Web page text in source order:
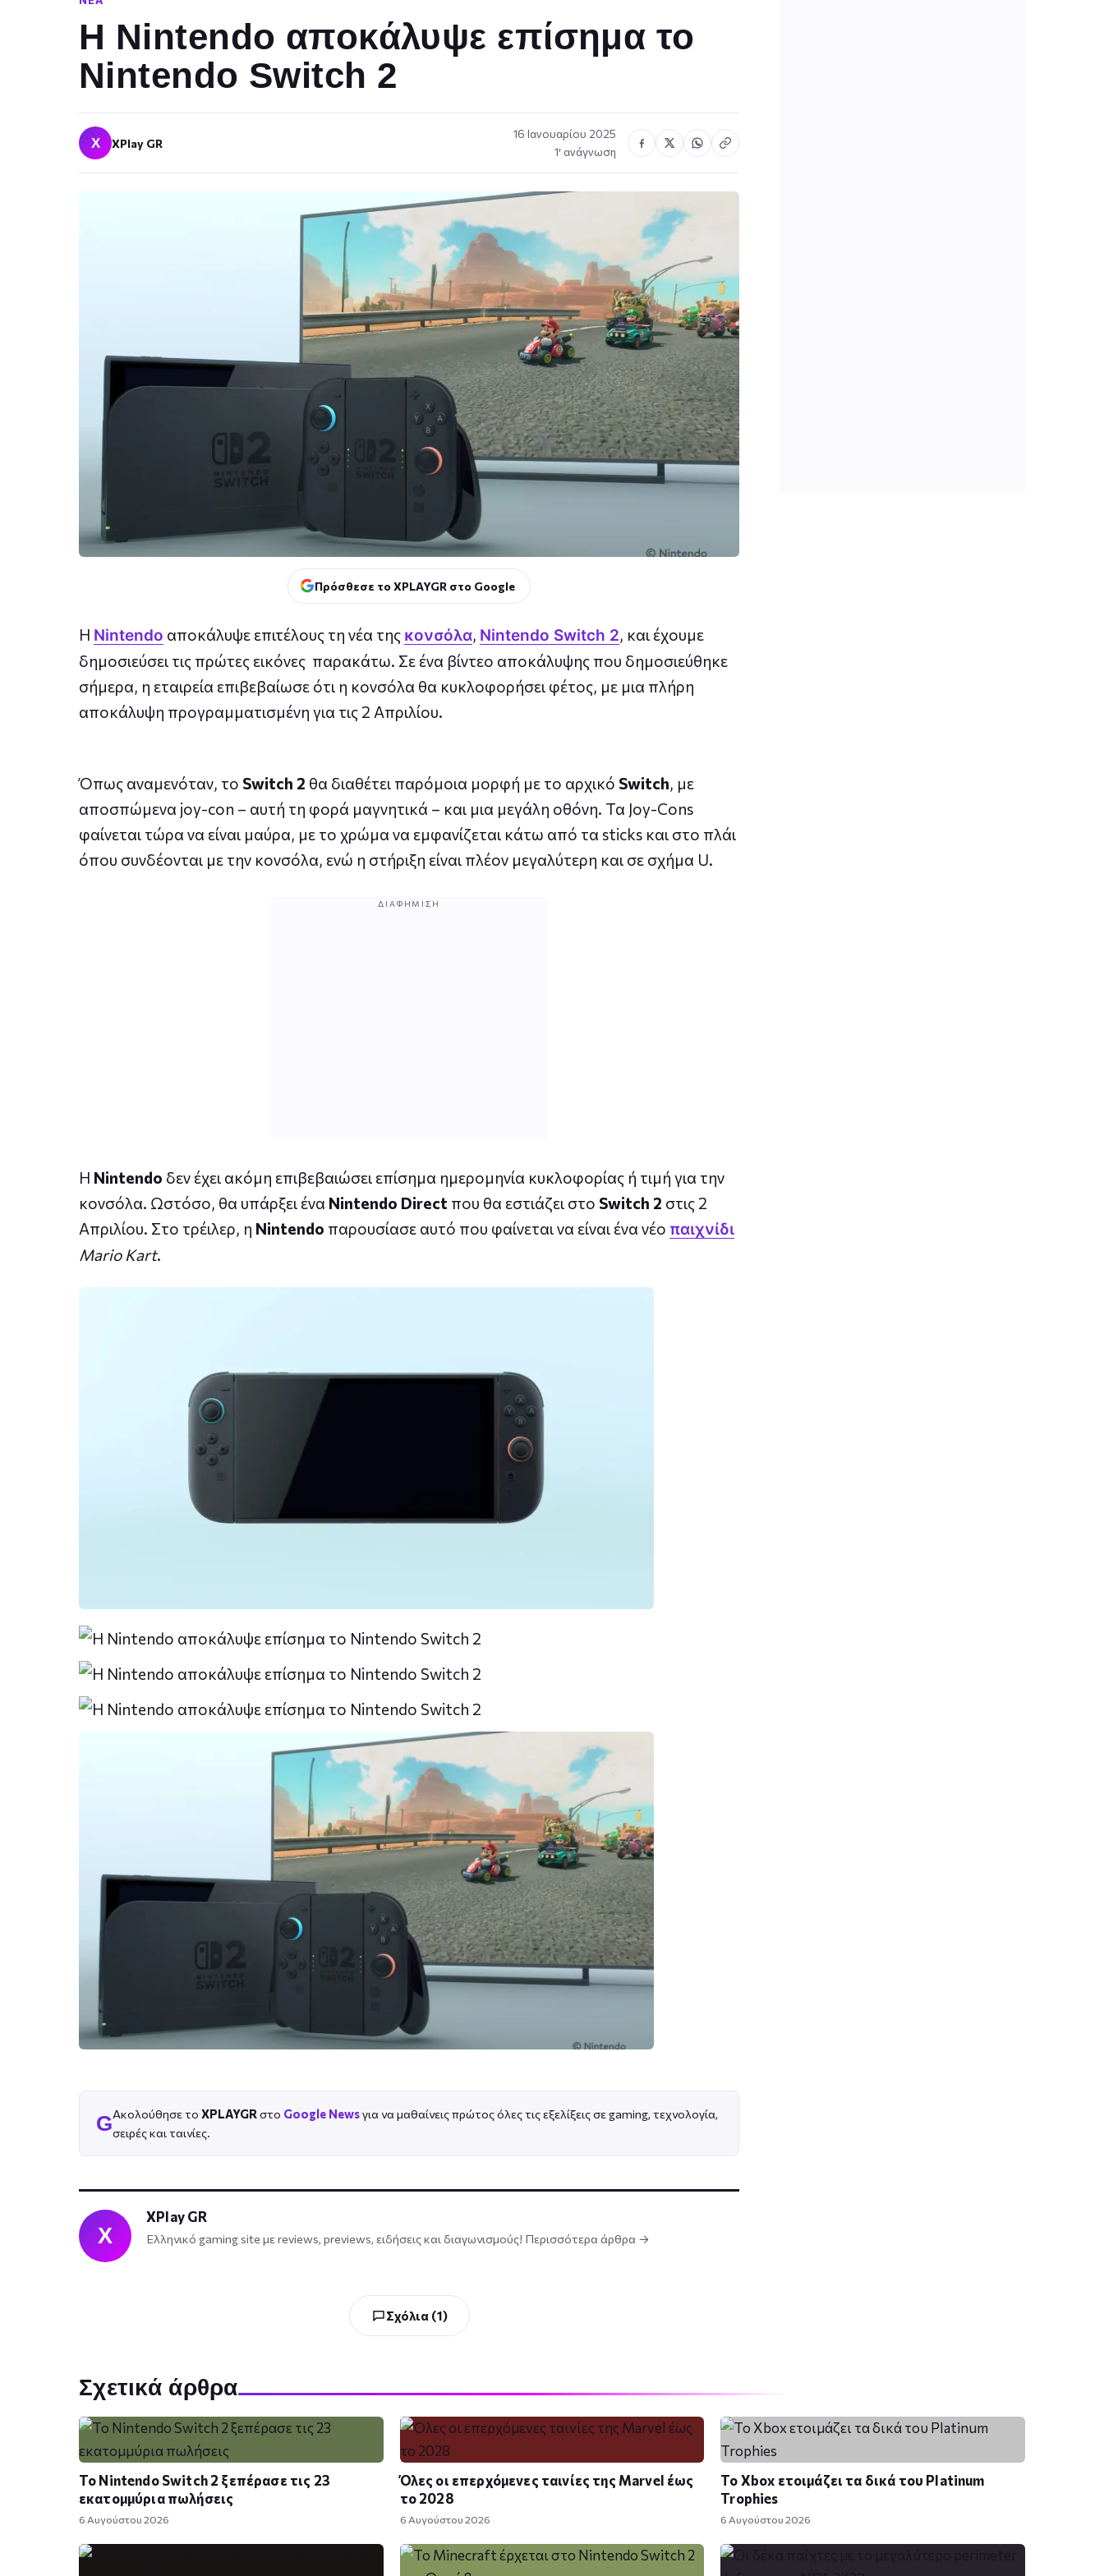
Η Nintendo αποκάλυψε επίσημα το
Nintendo Switch 2
X XPlay GR
16 Ιανουαρίου 2025
1′ ανάγνωση
Πρόσθεσε το XPLAYGR στο Google
Η Nintendo αποκάλυψε επιτέλους τη νέα της κονσόλα, Nintendo Switch 2, και έχουμε
δημοσιεύσει τις πρώτες εικόνες παρακάτω. Σε ένα βίντεο αποκάλυψης που δημοσιεύθηκε
σήμερα, η εταιρεία επιβεβαίωσε ότι η κονσόλα θα κυκλοφορήσει φέτος, με μια πλήρη
αποκάλυψη προγραμματισμένη για τις 2 Απριλίου.
Όπως αναμενόταν, το Switch 2 θα διαθέτει παρόμοια μορφή με το αρχικό Switch, με
αποσπώμενα joy-con – αυτή τη φορά μαγνητικά – και μια μεγάλη οθόνη. Τα Joy-Cons
φαίνεται τώρα να είναι μαύρα, με το χρώμα να εμφανίζεται κάτω από τα sticks και στο πλάι
όπου συνδέονται με την κονσόλα, ενώ η στήριξη είναι πλέον μεγαλύτερη και σε σχήμα U.
ΔΙΑΦΉΜΙΣΗ
Η Nintendo δεν έχει ακόμη επιβεβαιώσει επίσημα ημερομηνία κυκλοφορίας ή τιμή για την
κονσόλα. Ωστόσο, θα υπάρξει ένα Nintendo Direct που θα εστιάζει στο Switch 2 στις 2
Απριλίου. Στο τρέιλερ, η Nintendo παρουσίασε αυτό που φαίνεται να είναι ένα νέο παιχνίδι
Mario Kart.
GΑκολούθησε το XPLAYGR στο Google Newsγια να μαθαίνεις πρώτος όλες τις εξελίξεις σε gaming, τεχνολογία,
σειρές και ταινίες.
X
XPlay GR
Ελληνικό gaming site με reviews, previews, ειδήσεις και διαγωνισμούς! Περισσότερα άρθρα →
Σχόλια (1)
Σχετικά άρθρα
Το Nintendo Switch 2 ξεπέρασε τις 23
εκατομμύρια πωλήσεις
6 Αυγούστου 2026
Όλες οι επερχόμενες ταινίες της Marvel έως
το 2028
6 Αυγούστου 2026
Το Xbox ετοιμάζει τα δικά του Platinum
Trophies
6 Αυγούστου 2026